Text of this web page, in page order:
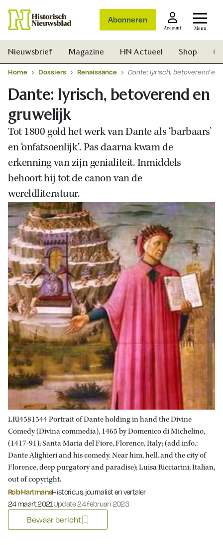
Abonneren
Account Menu
Zoek
Nieuwsbrief Magazine HN Actueel Shop
Home Dossiers Renaissance Dante: lyrisch, betoverend en
Dante: lyrisch, betoverend en
gruwelijk
Tot 1800 gold het werk van Dante als ‘barbaars’
en ‘onfatsoenlijk’. Pas daarna kwam de
erkenning van zijn genialiteit. Inmiddels
behoort hij tot de canon van de
wereldliteratuur.
LRI4581544 Portrait of Dante holding in hand the Divine
Comedy (Divina commedia), 1465 by Domenico di Michelino,
(1417-91); Santa Maria del Fiore, Florence, Italy; (add.info.:
Dante Alighieri and his comedy. Near him, hell, and the city of
Florence, deep purgatory and paradise); Luisa Ricciarini; Italian,
out of copyright.
Rob HartmansHistoricus, journalist en vertaler
Gepubliceerd op:
24 maart 2021Update 24 februari 2023
Bewaar bericht